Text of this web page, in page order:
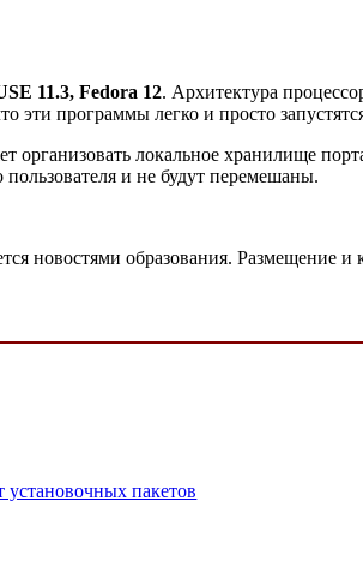
11.3, Fedora 12. Архитектура
эти программы легко и просто
организовать локальное хранилище
и не будут перемешаны.
новостями образования. Размещение
установочных пакетов